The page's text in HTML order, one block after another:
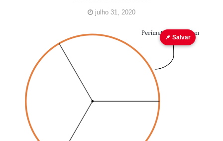
julho 31, 2020
geometria plana Valor de π 📌 Salvar